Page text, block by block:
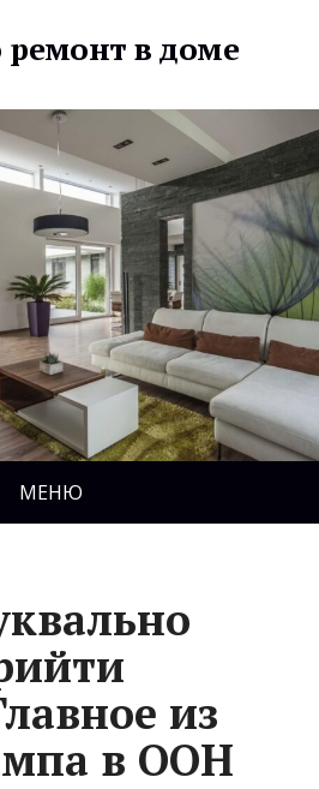
ремонт в доме
МЕНЮ
из
в ООН